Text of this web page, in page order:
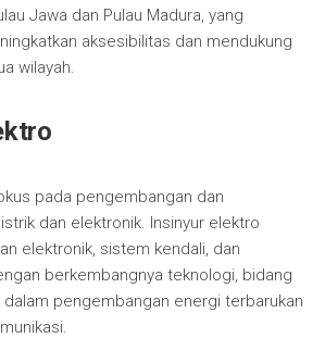
Jawa dan Pulau Madura, yang
aksesibilitas dan mendukung
wilayah.
pada pengembangan dan
dan elektronik. Insinyur elektro
elektronik, sistem kendali, dan
berkembangnya teknologi, bidang
pengembangan energi terbarukan